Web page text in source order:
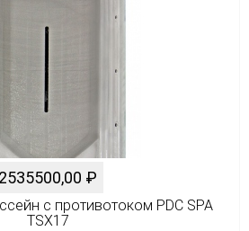
2535500,00 ₽
с противотоком PDC SPA
TSX17